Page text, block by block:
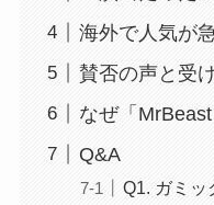
海外で人気が
賛否の声と受
なぜ「
Q&A
Q1. ガミッ